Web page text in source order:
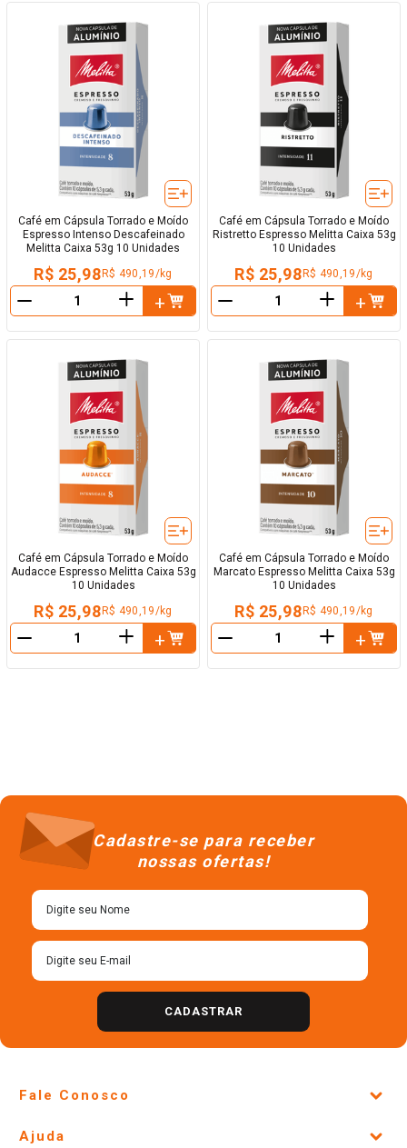
Café em Cápsula Torrado e Moído
Espresso Intenso Descafeinado
Melitta Caixa 53g 10 Unidades
R$ 25,98 R$ 490,19/kg
＋
Café em Cápsula Torrado e Moído
Ristretto Espresso Melitta Caixa 53g
10 Unidades
R$ 25,98 R$ 490,19/kg
＋
Café em Cápsula Torrado e Moído
Audacce Espresso Melitta Caixa 53g
10 Unidades
R$ 25,98 R$ 490,19/kg
＋
Café em Cápsula Torrado e Moído
Marcato Espresso Melitta Caixa 53g
10 Unidades
R$ 25,98 R$ 490,19/kg
＋
Cadastre-se para receber
nossas ofertas!
CADASTRAR
Fale Conosco
Ajuda